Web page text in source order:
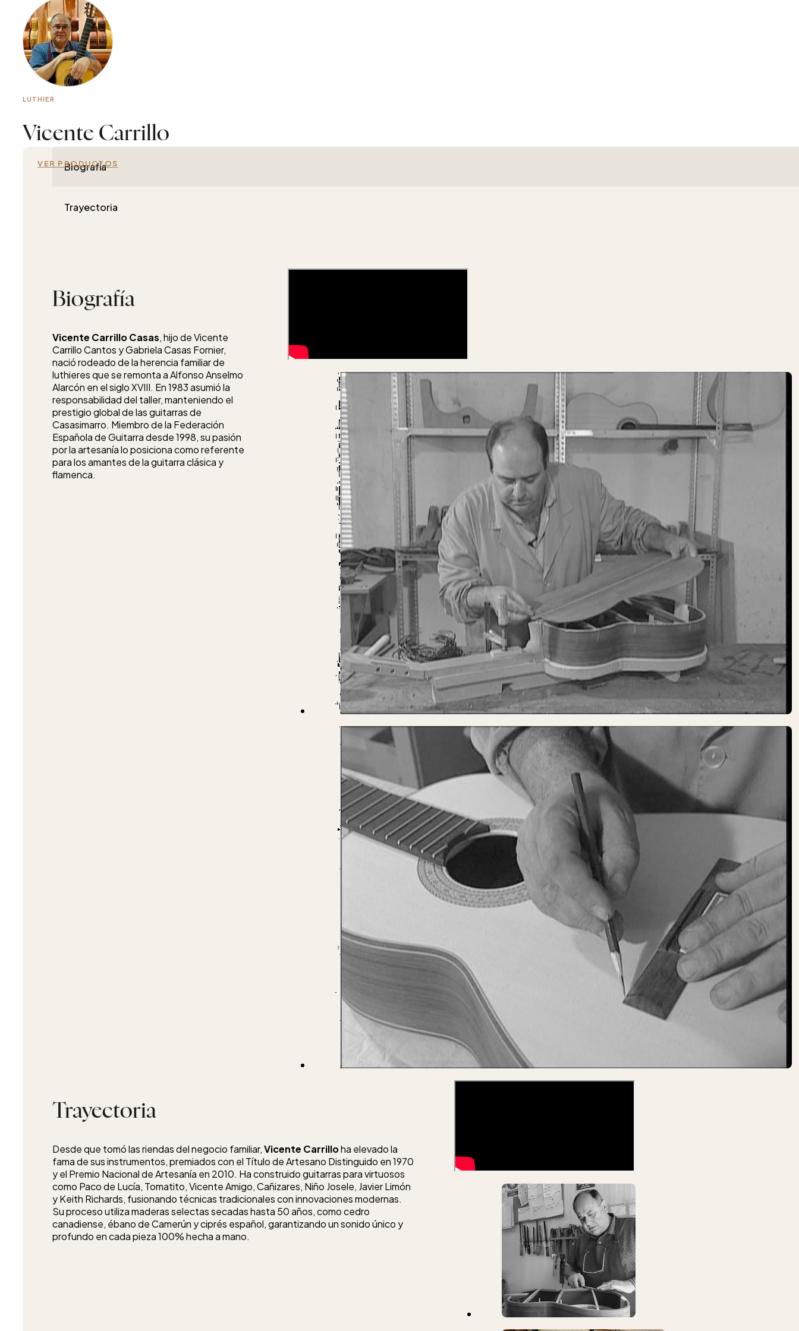
LUTHIER
Vicente Carrillo
VER PRODUCTOS
Biografía
Trayectoria
Biografía
Vicente Carrillo Casas, hijo de Vicente
Carrillo Cantos y Gabriela Casas Fornier,
nació rodeado de la herencia familiar de
luthieres que se remonta a Alfonso Anselmo
Alarcón en el siglo XVIII. En 1983 asumió la
responsabilidad del taller, manteniendo el
prestigio global de las guitarras de
Casasimarro. Miembro de la Federación
Española de Guitarra desde 1998, su pasión
por la artesanía lo posiciona como referente
para los amantes de la guitarra clásica y
flamenca.
Trayectoria
Desde que tomó las riendas del negocio familiar,Vicente Carrilloha elevado la
fama de sus instrumentos, premiados con el Título de Artesano Distinguido en 1970
y el Premio Nacional de Artesanía en 2010. Ha construido guitarras para virtuosos
como Paco de Lucía, Tomatito, Vicente Amigo, Cañizares, Niño Josele, Javier Limón
y Keith Richards, fusionando técnicas tradicionales con innovaciones modernas.
Su proceso utiliza maderas selectas secadas hasta 50 años, como cedro
canadiense, ébano de Camerún y ciprés español, garantizando un sonido único y
profundo en cada pieza 100% hecha a mano.